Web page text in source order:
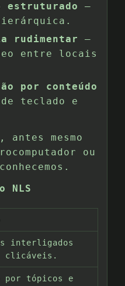
—
rudimentar
—
entre locais
por conteúdo
de teclado e
, antes mesmo
ou
NLS
interligados
clicáveis.
por tópicos e